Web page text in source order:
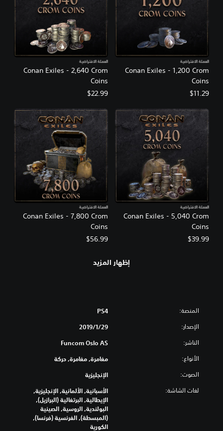
Conan Exiles - 1,200 Crom
Coins
العملة الافتراضية
$11.29
Conan Exiles - 2,640 Crom
Coins
العملة الافتراضية
$22.99
Conan Exiles - 5,040 Crom
Coins
العملة الافتراضية
$39.99
Conan Exiles - 7,800 Crom
Coins
العملة الافتراضية
$56.99
إظهار المزيد
المنصة: PS4
الإصدار: 29‏/1‏/2019
الناشر: Funcom Oslo AS
الأنواع: مغامرة, مغامرة, حركة
الصوت: الإنجليزية
لغات الشاشة:
الأسبانية, الألمانية, الإنجليزية,
الإيطالية, البرتغالية (البرازيل),
البولندية, الروسية, الصينية
(المبسطة), الفرنسية (فرنسا),
الكورية